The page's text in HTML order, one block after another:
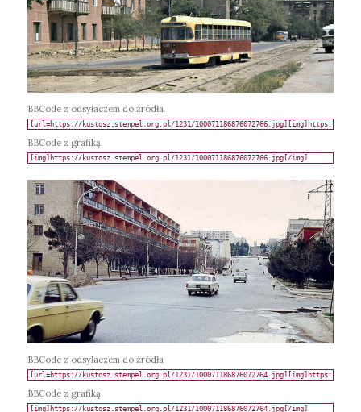
BBCode z odsyłaczem do źródła
BBCode z grafiką
BBCode z odsyłaczem do źródła
BBCode z grafiką